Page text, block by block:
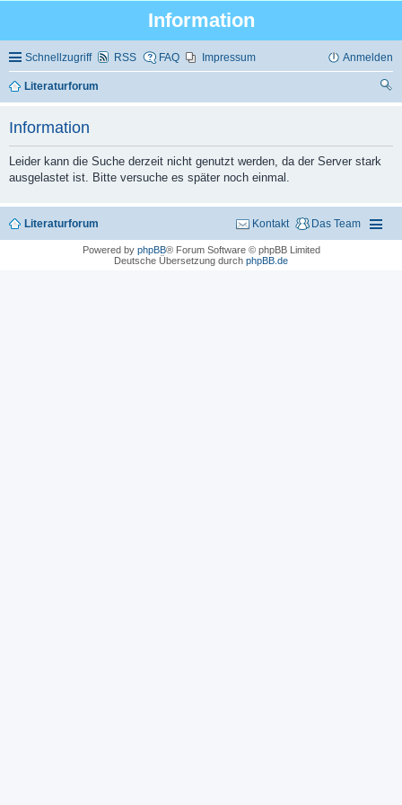
Information
Schnellzugriff RSS FAQ Impressum Anmelden
Literaturforum
Information
Leider kann die Suche derzeit nicht genutzt werden, da der Server stark
ausgelastet ist. Bitte versuche es später noch einmal.
Literaturforum Das Team
Kontakt
Powered by phpBB® Forum Software © phpBB Limited
Deutsche Übersetzung durch phpBB.de